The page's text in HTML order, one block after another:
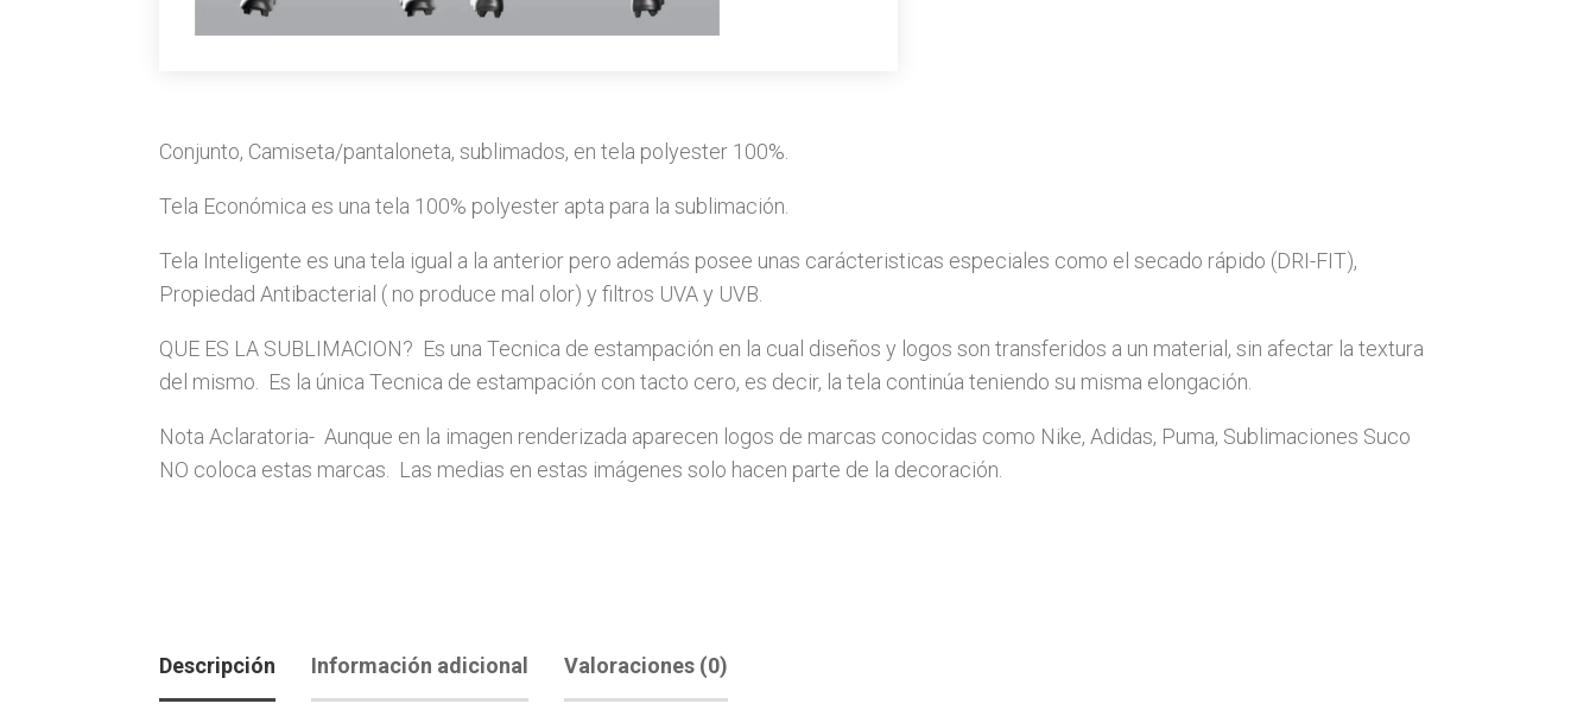
Conjunto, Camiseta/pantaloneta, sublimados, en tela polyester 100%.
Tela Económica es una tela 100% polyester apta para la sublimación.
Tela Inteligente es una tela igual a la anterior pero además posee unas carácteristicas especiales como el secado rápido (DRI-FIT),
Propiedad Antibacterial ( no produce mal olor) y filtros UVA y UVB.
QUE ES LA SUBLIMACION? Es una Tecnica de estampación en la cual diseños y logos son transferidos a un material, sin afectar la textura
del mismo. Es la única Tecnica de estampación con tacto cero, es decir, la tela continúa teniendo su misma elongación.
Nota Aclaratoria- Aunque en la imagen renderizada aparecen logos de marcas conocidas como Nike, Adidas, Puma, Sublimaciones Suco
NO coloca estas marcas. Las medias en estas imágenes solo hacen parte de la decoración.
Descripción Información adicional Valoraciones (0)